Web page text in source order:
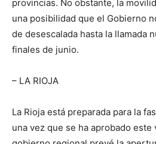
provincias. No obstante, la
una posibilidad que el Gobierno
de desescalada hasta la llamada
finales de junio.
– LA RIOJA
La Rioja está preparada para la
una vez que se ha aprobado